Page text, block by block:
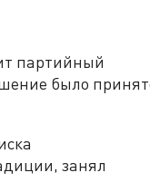
партийный
было
занял